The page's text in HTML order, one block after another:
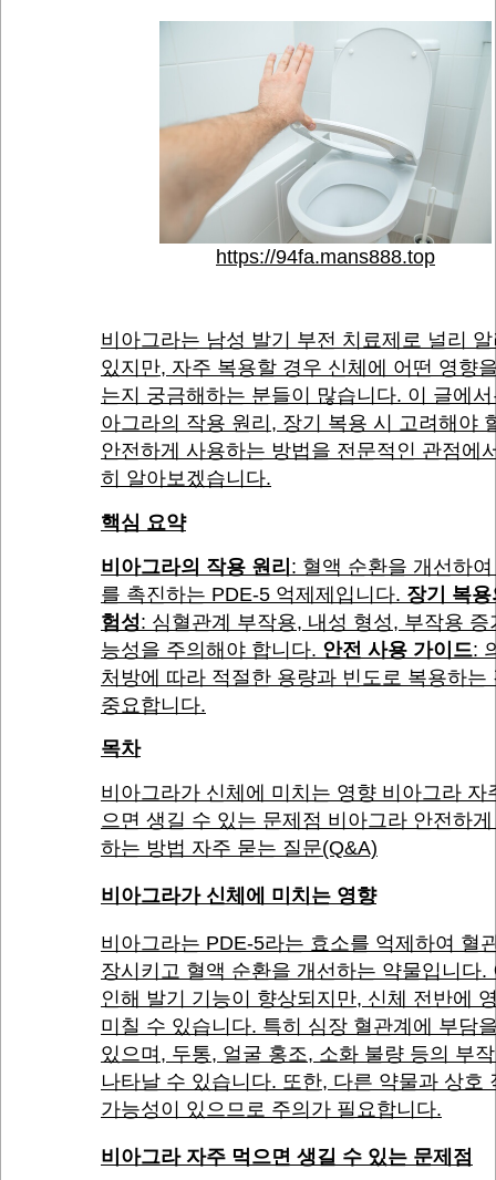
https://94fa.mans888.top
비아그라는 남성 발기 부전 치료제로 널리
있지만, 자주 복용할 경우 신체에 어떤 영향
는지 궁금해하는 분들이 많습니다. 이 글에
아그라의 작용 원리, 장기 복용 시 고려해야
안전하게 사용하는 방법을 전문적인 관점에
히 알아보겠습니다.
핵심 요약
비아그라의 작용 원리 : 혈액 순환을 개선하
를 촉진하는 PDE-5 억제제입니다. 장기 복
험성: 심혈관계 부작용, 내성 형성, 부작용 증
능성을 주의해야 합니다. 안전 사용 가이드:
처방에 따라 적절한 용량과 빈도로 복용하는
중요합니다.
목차
비아그라가 신체에 미치는 영향 비아그라 자
으면 생길 수 있는 문제점 비아그라 안전하
하는 방법 자주 묻는 질문(Q&A)
비아그라가 신체에 미치는 영향
비아그라는 PDE-5라는 효소를 억제하여 혈
장시키고 혈액 순환을 개선하는 약물입니다.
인해 발기 기능이 향상되지만, 신체 전반에
미칠 수 있습니다. 특히 심장 혈관계에 부담
있으며, 두통, 얼굴 홍조, 소화 불량 등의 부
나타날 수 있습니다. 또한, 다른 약물과 상호
가능성이 있으므로 주의가 필요합니다.
비아그라 자주 먹으면 생길 수 있는 문제점